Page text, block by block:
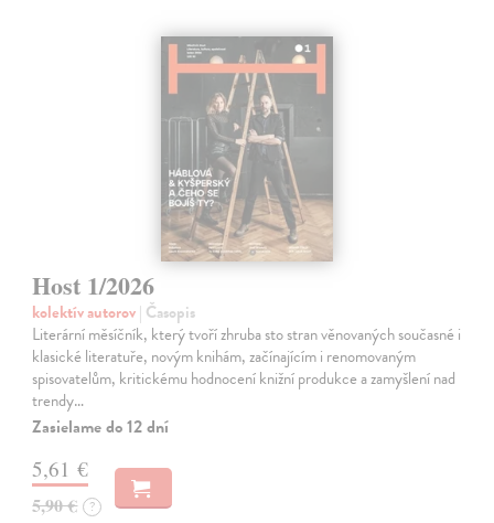
Host 1/2026
kolektív autorov| Časopis
Literární měsíčník, který tvoří zhruba sto stran věnovaných současné i
klasické literatuře, novým knihám, začínajícím i renomovaným
spisovatelům, kritickému hodnocení knižní produkce a zamyšlení nad
trendy…
Zasielame do 12 dní
5,61 €
5,90 € ?